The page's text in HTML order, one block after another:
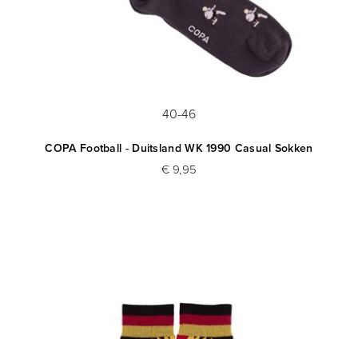
40-46
COPA Football - Duitsland WK 1990 Casual Sokken
€ 9,95